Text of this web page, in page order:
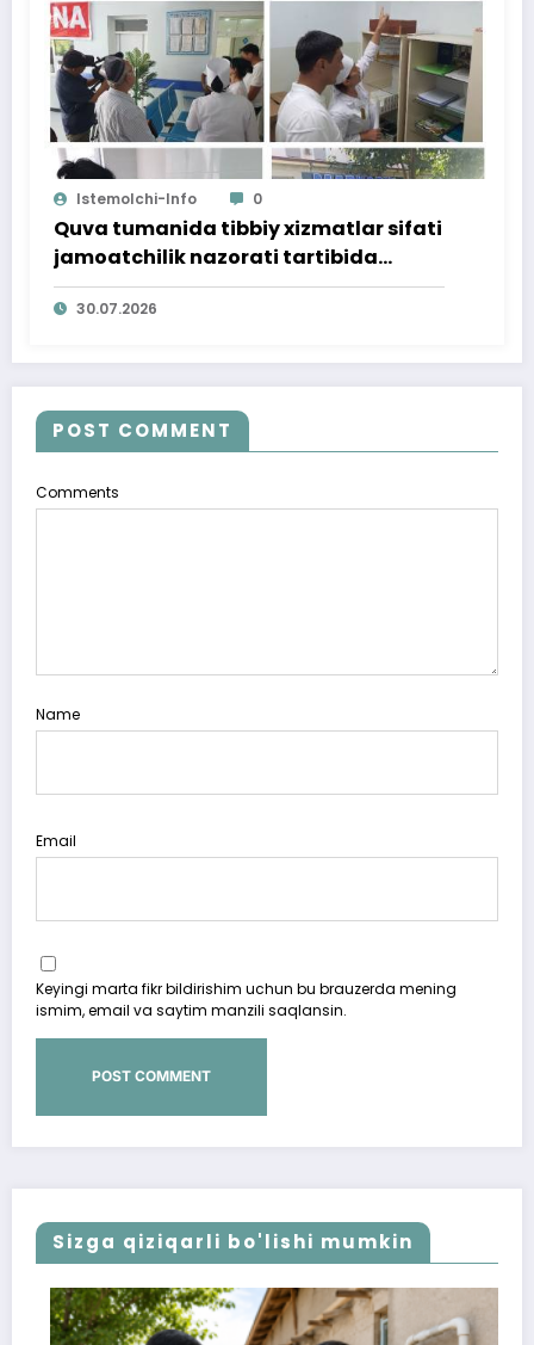
Istemolchi-Info 0
Quva tumanida tibbiy xizmatlar sifati
jamoatchilik nazorati tartibida
o‘rganildi
30.07.2026
POST COMMENT
Comments
Name
Email
Keyingi marta fikr bildirishim uchun bu brauzerda mening
ismim, email va saytim manzili saqlansin.
Sizga qiziqarli bo'lishi mumkin